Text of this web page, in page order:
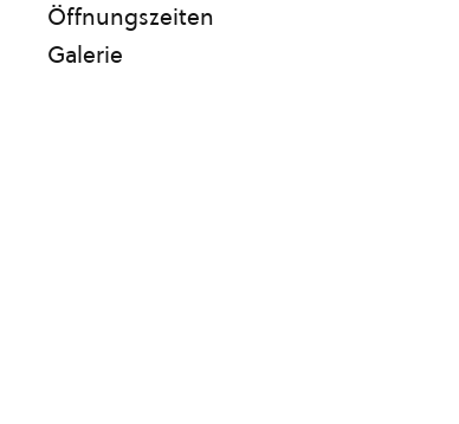
Öffnungszeiten
Galerie